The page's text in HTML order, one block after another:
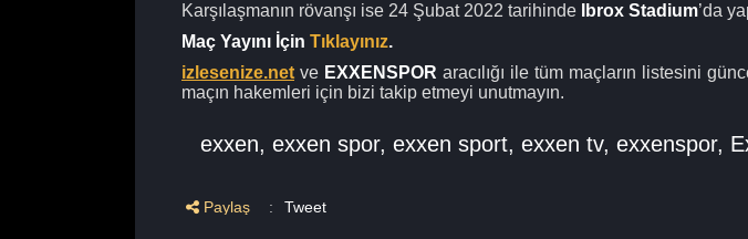
Karşılaşmanın rövanşı ise 24 Şubat 2022 tarihinde
Ibrox Stadium’da
Maç Yayını İçin Tıklayınız.
izlesenize.net ve EXXENSPOR aracılığı ile tüm maçların listesini
maçın hakemleri için bizi takip etmeyi unutmayın.
exxen, exxen spor, exxen sport, exxen tv, exxenspor,
Paylaş : Tweet